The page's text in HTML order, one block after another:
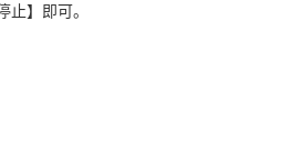
】即可。